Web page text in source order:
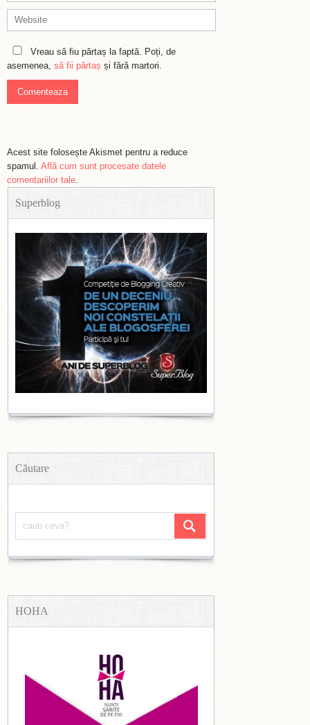
Vreau să fiu părtaș la faptă. Poți, de
asemenea, să fii părtaș și fără martori.
Acest site folosește Akismet pentru a reduce
spamul. Află cum sunt procesate datele
comentariilor tale.
Superblog
Căutare
HOHA